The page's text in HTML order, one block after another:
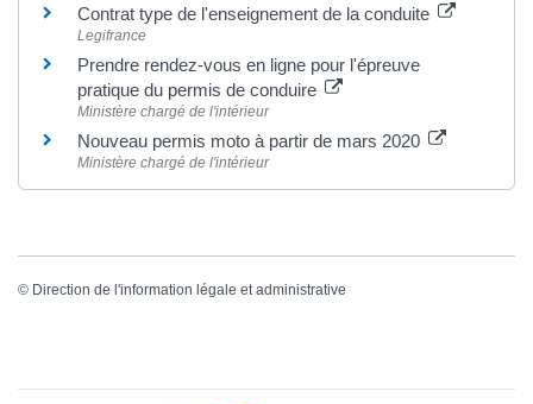
Contrat type de l'enseignement de la conduite
Legifrance
Prendre rendez-vous en ligne pour l'épreuve
pratique du permis de conduire
Ministère chargé de l'intérieur
Nouveau permis moto à partir de mars 2020
Ministère chargé de l'intérieur
© Direction de l'information légale et administrative